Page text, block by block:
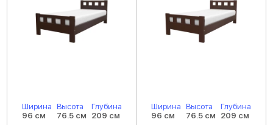
Ширина
96 см
Высота
76.5 см
Глубина
209 см
Ширина
96 см
Высота
76.5 см
Глубина
209 см